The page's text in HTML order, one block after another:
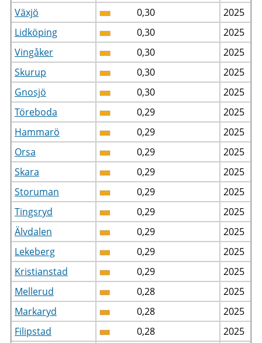
Växjö
0,30
2025
Lidköping
0,30
2025
Vingåker
0,30
2025
Skurup
0,30
2025
Gnosjö
0,30
2025
Töreboda
0,29
2025
Hammarö
0,29
2025
Orsa
0,29
2025
Skara
0,29
2025
Storuman
0,29
2025
Tingsryd
0,29
2025
Älvdalen
0,29
2025
Lekeberg
0,29
2025
Kristianstad
0,29
2025
Mellerud
0,28
2025
Markaryd
0,28
2025
Filipstad
0,28
2025